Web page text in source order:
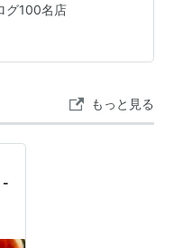
いくと見えてくるの
」や先日訪問した
手掛ける「イノセン
ラーメン屋…
グ100名店
もっと見る
-